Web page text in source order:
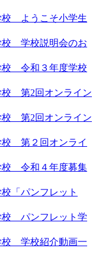
校 ようこそ小学生
校 学校説明会のお
校 令和３年度学校
校 第2回オンライン
校 第2回オンライン
校 第２回オンライ
校 令和４年度募集
「パンフレット
校 パンフレット学
校 学校紹介動画一